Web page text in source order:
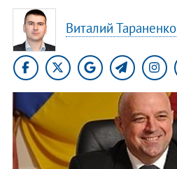
Виталий Тараненко